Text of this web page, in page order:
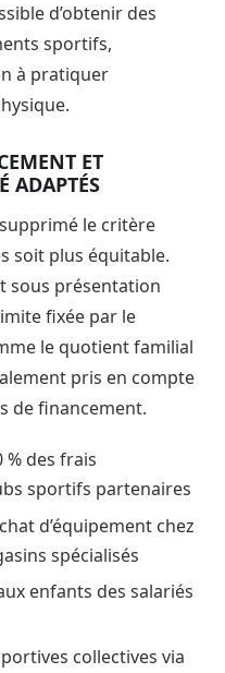
d’obtenir des
sportifs,
à pratiquer
ET
ADAPTÉS
le critère
soit plus équitable.
sous présentation
fixée par le
le quotient familial
pris en compte
de financement.
% des frais
sportifs partenaires
d’équipement chez
spécialisés
enfants des salariés
collectives via